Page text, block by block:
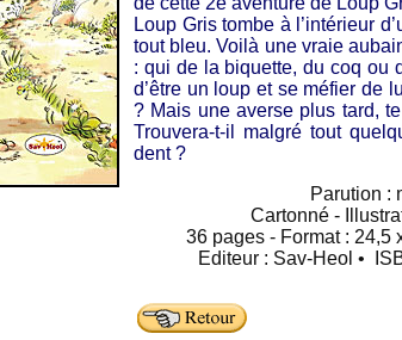
Loup Gris tombe à l’intérieur
tout bleu. Voilà une vraie
: qui de la biquette, du coq ou
d’être un loup et se méfier de
? Mais une averse plus tard,
Trouvera-t-il malgré tout
dent ?
Parution :
Cartonné -
36 pages - Format : 24,5
Editeur : Sav-Heol •